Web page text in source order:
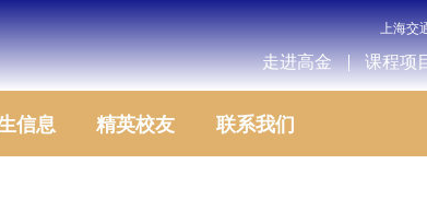
上海交
走进高金 课程项
信息 精英校友 联系我们